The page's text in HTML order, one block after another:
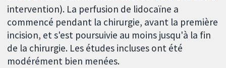
intervention). La perfusion de lidocaïne a
commencé pendant la chirurgie, avant la première
incision, et s'est poursuivie au moins jusqu'à la fin
de la chirurgie. Les études incluses ont été
modérément bien menées.